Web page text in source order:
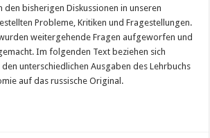
den bisherigen Diskussionen in unseren
Probleme, Kritiken und Fragestellungen.
weitergehende Fragen aufgeworfen und
Im folgenden Text beziehen sich
unterschiedlichen Ausgaben des Lehrbuchs
auf das russische Original.